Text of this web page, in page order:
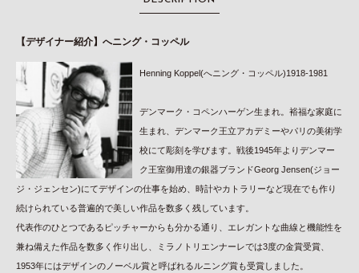
【デザイナー紹介】へニング・コッペル
Henning Koppel(へニング・コッペル)1918-1981
デンマーク・コペンハーゲン生まれ。裕福な家庭に
生まれ、デンマーク王立アカデミーやパリの美術学
校にて彫刻を学びます。戦後1945年よりデンマー
ク王室御用達の銀器ブランドGeorg Jensen(ジョー
ジ・ジェンセン)にてデザインの仕事を始め、時計やカトラリーなど現在でも作り
続けられている普遍的で美しい作品を数多く残しています。
代表作のひとつであるピッチャーからも分かる通り、エレガントな曲線と機能性を
兼ね備えた作品を数多く作り出し、ミラノトリエンナーレでは3度の金賞受賞、
1953年にはデザインのノーベル賞と呼ばれるルニング賞も受賞しました。